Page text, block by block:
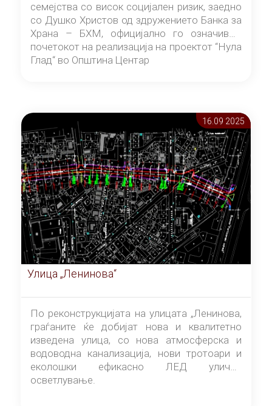
семејства со висок социјален ризик, заедно
со Душко Христов од здружението Банка за
Храна – БХМ, официјално го означивме
почетокот на реализација на проектот “Нула
Глад“ во Општина Центар
16.09 2025
Улица „Ленинова“
По реконструкцијата на улицата „Ленинова,
граѓаните ќе добијат нова и квалитетно
изведена улица, со нова атмосферска и
водоводна канализација, нови тротоари и
еколошки ефикасно ЛЕД улично
осветлување.